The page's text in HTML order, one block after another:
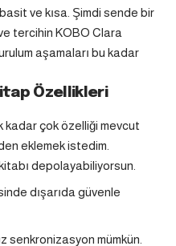
ve kısa. Şimdi sende bir
tercihin KOBO Clara
aşamaları bu kadar
Özellikleri
kadar çok özelliği mevcut
eklemek istedim.
depolayabiliyorsun.
dışarıda güvenle
mümkün.